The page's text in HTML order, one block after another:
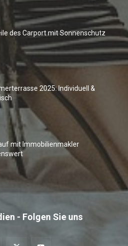
des Carport mit Sonnenschutz
2025: Individuell &
mit Immobilienmakler
- Folgen Sie uns